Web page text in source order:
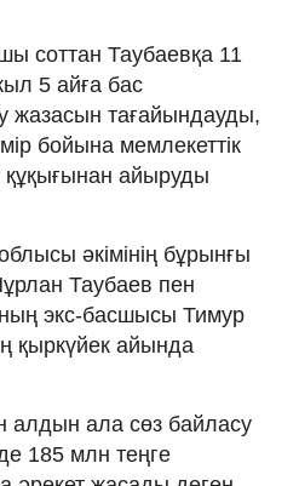
соттан Таубаевқа 11
5 айға бас
жазасын тағайындауды,
бойына мемлекеттік
құқығынан айыруды
әкімінің бұрынғы
Таубаев пен
экс-басшысы Тимур
қыркүйек айында
алдын ала сөз байласу
185 млн теңге